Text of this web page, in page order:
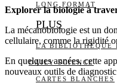
LONG FORMAT
PLUS
LA BIBLIOTHÈQUE
DAILY SCIENCE
CARTES BLANCHES
Explorer la biologie à
La mécanobiologie est un
cellulaire, comme la rigidité
En quelques années, cette
nouveaux outils de